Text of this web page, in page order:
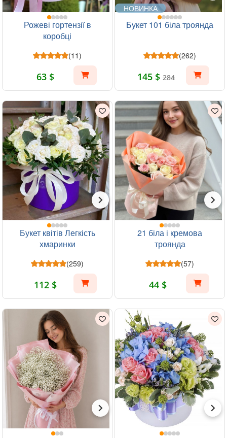
Рожеві гортензії в
коробці
(11)
63 $
НОВИНКА
Букет 101 біла троянда
(262)
145 $ 284
Букет квітів Легкість
хмаринки
(259)
112 $
21 біла і кремова
троянда
(57)
44 $